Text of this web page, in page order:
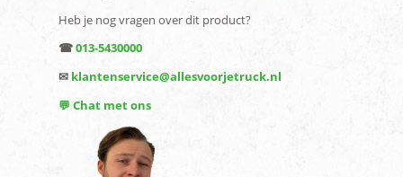
Heb je nog vragen over dit product?
☎013-5430000
✉ klantenservice@allesvoorjetruck.nl
💬 Chat met ons